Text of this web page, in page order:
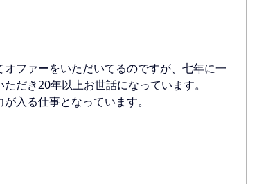
ファーをいただいてるのですが、七年に一
だき20年以上お世話になっています。
入る仕事となっています。